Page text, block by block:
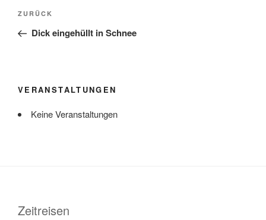
Beitragsnavigation
Vorheriger
Beitrag
ZURÜCK
Dick eingehüllt in Schnee
VERANSTALTUNGEN
Keine Veranstaltungen
Zeitreisen